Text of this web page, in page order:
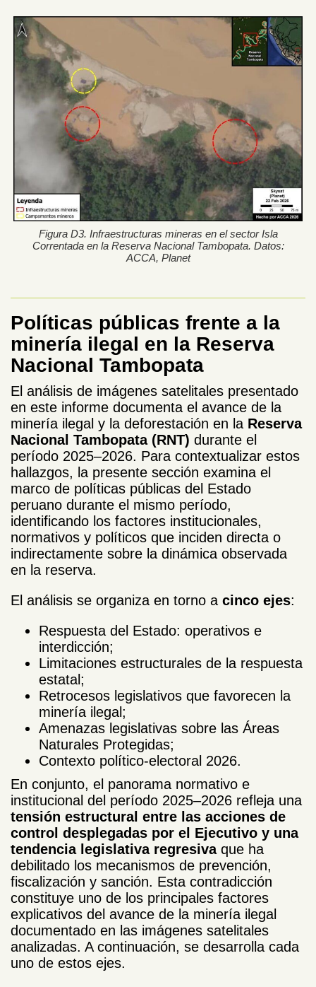
Figura D3. Infraestructuras mineras en el sector Isla
Correntada en la Reserva Nacional Tambopata. Datos:
ACCA, Planet
Políticas públicas frente a la
minería ilegal en la Reserva
Nacional Tambopata
El análisis de imágenes satelitales presentado
en este informe documenta el avance de la
minería ilegal y la deforestación en la Reserva
Nacional Tambopata (RNT) durante el
período 2025–2026. Para contextualizar estos
hallazgos, la presente sección examina el
marco de políticas públicas del Estado
peruano durante el mismo período,
identificando los factores institucionales,
normativos y políticos que inciden directa o
indirectamente sobre la dinámica observada
en la reserva.
El análisis se organiza en torno a cinco ejes:
Respuesta del Estado: operativos e
interdicción;
Limitaciones estructurales de la respuesta
estatal;
Retrocesos legislativos que favorecen la
minería ilegal;
Amenazas legislativas sobre las Áreas
Naturales Protegidas;
Contexto político-electoral 2026.
En conjunto, el panorama normativo e
institucional del período 2025–2026 refleja una
tensión estructural entre las acciones de
control desplegadas por el Ejecutivo y una
tendencia legislativa regresivaque ha
debilitado los mecanismos de prevención,
fiscalización y sanción. Esta contradicción
constituye uno de los principales factores
explicativos del avance de la minería ilegal
documentado en las imágenes satelitales
analizadas. A continuación, se desarrolla cada
uno de estos ejes.